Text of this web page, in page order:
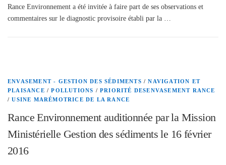
Rance Environnement a été invitée à faire part de ses observations et
commentaires sur le diagnostic provisoire établi par la …
ENVASEMENT - GESTION DES SÉDIMENTS /NAVIGATION ET
PLAISANCE /POLLUTIONS /PRIORITÉ DESENVASEMENT RANCE
/USINE MARÉMOTRICE DE LA RANCE
Rance Environnement auditionnée par la Mission
Ministérielle Gestion des sédiments le 16 février
2016